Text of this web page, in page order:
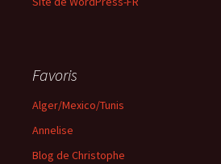
Favoris
Alger/Mexico/Tunis
Annelise
Blog de Christophe